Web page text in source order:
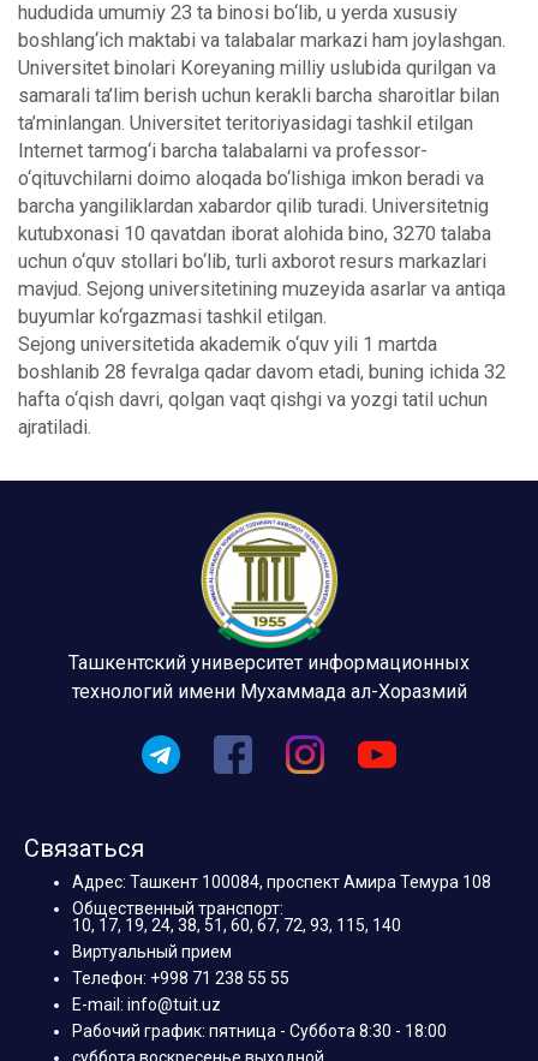
hududida umumiy 23 ta binosi bo‘lib, u yerda xususiy
boshlang‘ich maktabi va talabalar markazi ham joylashgan.
Universitet binolari Koreyaning milliy uslubida qurilgan va
samarali ta’lim berish uchun kerakli barcha sharoitlar bilan
ta’minlangan. Universitet teritoriyasidagi tashkil etilgan
Internet tarmog‘i barcha talabalarni va professor-
o‘qituvchilarni doimo aloqada bo‘lishiga imkon beradi va
barcha yangiliklardan xabardor qilib turadi. Universitetnig
kutubxonasi 10 qavatdan iborat alohida bino, 3270 talaba
uchun o‘quv stollari bo‘lib, turli axborot resurs markazlari
mavjud. Sejong universitetining muzeyida asarlar va antiqa
buyumlar ko‘rgazmasi tashkil etilgan.
Sejong universitetida akademik o‘quv yili 1 martda
boshlanib 28 fevralga qadar davom etadi, buning ichida 32
hafta o‘qish davri, qolgan vaqt qishgi va yozgi tatil uchun
ajratiladi.
Ташкентский университет информационных
технологий имени Мухаммада ал-Хоразмий
Связаться
Адрес: Ташкент 100084, проспект Амира Темура 108
Общественный транспорт:
10, 17, 19, 24, 38, 51, 60, 67, 72, 93, 115, 140
Виртуальный прием
Телефон: +998 71 238 55 55
E-mail: info@tuit.uz
Рабочий график: пятница - Суббота 8:30 - 18:00